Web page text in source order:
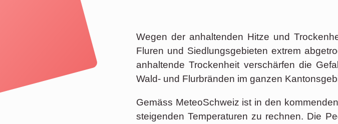
Wegen der anhaltenden Hitze und
Fluren und Siedlungsgebieten extrem
anhaltende Trockenheit verschärfen die
Wald- und Flurbränden im ganzen
Gemäss MeteoSchweiz ist in den
steigenden Temperaturen zu rechnen. Die